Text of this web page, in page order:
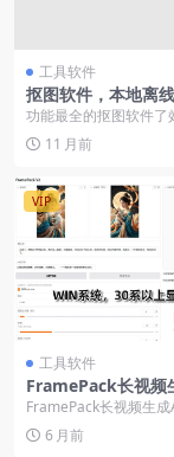
工具软件
抠图软件，本地离
键AI抠图
功能最全的抠图软件了
而且有个单独的证件照
用开源模型 bria...
11 月前
VIP
工具软件
FramePack长视频
生视频首尾帧软件
FramePack长视频生成
首尾帧软件中文整合包
桌面版软...
6 月前